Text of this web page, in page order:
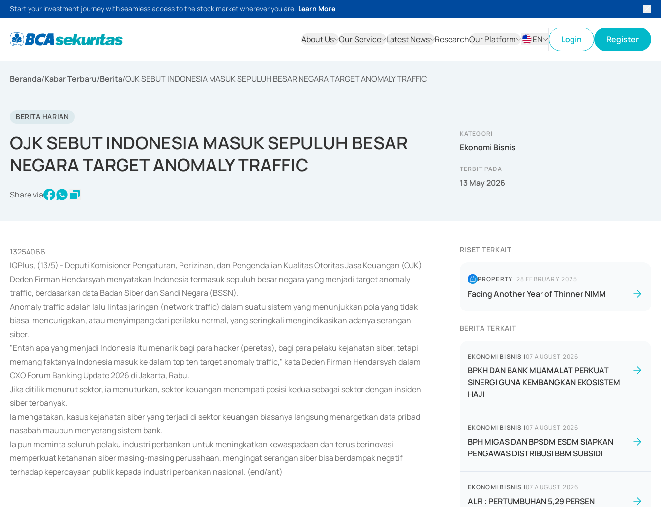
Start your investment journey with seamless access to the stock market wherever you are. Learn More
About Us Our Service Latest News ResearchOur Platform
EN
Login Register
Beranda/Kabar Terbaru/Berita/OJK SEBUT INDONESIA MASUK SEPULUH BESAR NEGARA TARGET ANOMALY TRAFFIC
BERITA HARIAN
OJK SEBUT INDONESIA MASUK SEPULUH BESAR
NEGARA TARGET ANOMALY TRAFFIC
Share via
KATEGORI
Ekonomi Bisnis
TERBIT PADA
13 May 2026
13254066
IQPlus, (13/5) - Deputi Komisioner Pengaturan, Perizinan, dan Pengendalian Kualitas Otoritas Jasa Keuangan (OJK)
Deden Firman Hendarsyah menyatakan Indonesia termasuk sepuluh besar negara yang menjadi target anomaly
traffic, berdasarkan data Badan Siber dan Sandi Negara (BSSN).
Anomaly traffic adalah lalu lintas jaringan (network traffic) dalam suatu sistem yang menunjukkan pola yang tidak
biasa, mencurigakan, atau menyimpang dari perilaku normal, yang seringkali mengindikasikan adanya serangan
siber.
"Entah apa yang menjadi Indonesia itu menarik bagi para hacker (peretas), bagi para pelaku kejahatan siber, tetapi
memang faktanya Indonesia masuk ke dalam top ten target anomaly traffic," kata Deden Firman Hendarsyah dalam
CXO Forum Banking Update 2026 di Jakarta, Rabu.
Jika ditilik menurut sektor, ia menuturkan, sektor keuangan menempati posisi kedua sebagai sektor dengan insiden
siber terbanyak.
Ia mengatakan, kasus kejahatan siber yang terjadi di sektor keuangan biasanya langsung menargetkan data pribadi
nasabah maupun menyerang sistem bank.
Ia pun meminta seluruh pelaku industri perbankan untuk meningkatkan kewaspadaan dan terus berinovasi
memperkuat ketahanan siber masing-masing perusahaan, mengingat serangan siber bisa berdampak negatif
terhadap kepercayaan publik kepada industri perbankan nasional. (end/ant)
RISET TERKAIT
PROPERTY| 28 FEBRUARY 2025
Facing Another Year of Thinner NIMM
BERITA TERKAIT
EKONOMI BISNIS |07 AUGUST 2026
BPKH DAN BANK MUAMALAT PERKUAT
SINERGI GUNA KEMBANGKAN EKOSISTEM
HAJI
EKONOMI BISNIS |07 AUGUST 2026
BPH MIGAS DAN BPSDM ESDM SIAPKAN
PENGAWAS DISTRIBUSI BBM SUBSIDI
EKONOMI BISNIS |07 AUGUST 2026
ALFI : PERTUMBUHAN 5,29 PERSEN